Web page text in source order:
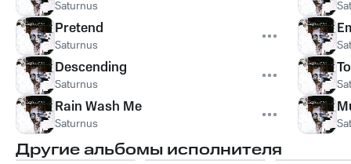
Saturnus
Pretend
Saturnus
Descending
Saturnus
Rain Wash Me
Saturnus
Другие альбомы исполнителя